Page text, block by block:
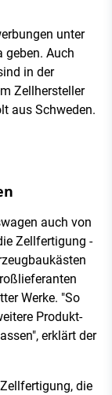
unter
geben. Auch
in der
Zellhersteller
aus Schweden.
auch von
Zellfertigung -
Werke. "So
Produkt-
erklärt der
die